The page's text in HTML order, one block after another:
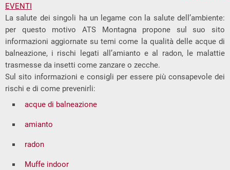
EVENTI
La salute dei singoli ha un legame con la salute dell’ambiente:
per questo motivo ATS Montagna propone sul suo sito
informazioni aggiornate su temi come la qualità delle acque di
balneazione, i rischi legati all’amianto e al radon, le malattie
trasmesse da insetti come zanzare o zecche.
Sul sito informazioni e consigli per essere più consapevole dei
rischi e di come prevenirli:
acque di balneazione
amianto
radon
Muffe indoor